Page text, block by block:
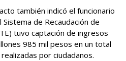
también indicó el funcionario
de Recaudación de
tuvo captación de ingresos
985 mil pesos en un total
por ciudadanos.